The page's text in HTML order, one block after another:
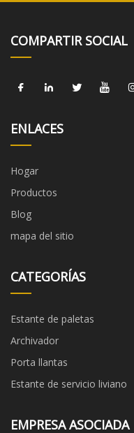
COMPARTIR SOCIAL
ENLACES
Hogar
Productos
Blog
mapa del sitio
CATEGORÍAS
Estante de paletas
Archivador
Porta llantas
Estante de servicio liviano
EMPRESA ASOCIADA